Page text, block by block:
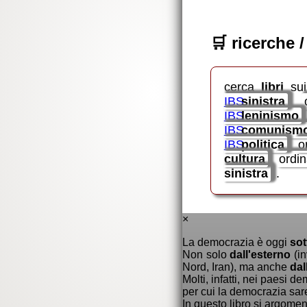
🛒 ricerche
cercalibri
IBSsinistra
IBSleninismo
IBS
IBSpolitica
cultura
sinistra
.
×
La democrazia è oggi
Non solodall'esterno
Nord, Iran), ma anche
Molti, infatti, nei paesi
per cui la democrazia
In questo libro si